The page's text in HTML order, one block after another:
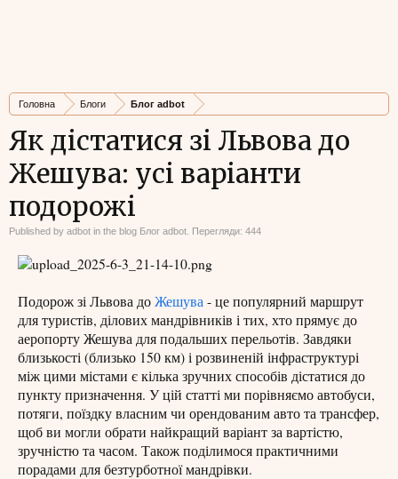
Головна Блоги Блог adbot
Як дістатися зі Львова до
Жешува: усі варіанти
подорожі
Published by adbot in the blog Блог adbot . Перегляди: 444
Подорож зі Львова до Жешува - це популярний маршрут
для туристів, ділових мандрівників і тих, хто прямує до
аеропорту Жешува для подальших перельотів. Завдяки
близькості (близько 150 км) і розвиненій інфраструктурі
між цими містами є кілька зручних способів дістатися до
пункту призначення. У цій статті ми порівняємо автобуси,
потяги, поїздку власним чи орендованим авто та трансфер,
щоб ви могли обрати найкращий варіант за вартістю,
зручністю та часом. Також поділимося практичними
порадами для безтурботної мандрівки.